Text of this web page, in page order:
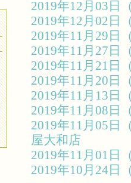
2019年12月03
2019年12月02
2019年11月29
2019年11月27
2019年11月21
2019年11月20
2019年11月13
2019年11月08
2019年11月05
屋大和店
2019年11月01
2019年10月24